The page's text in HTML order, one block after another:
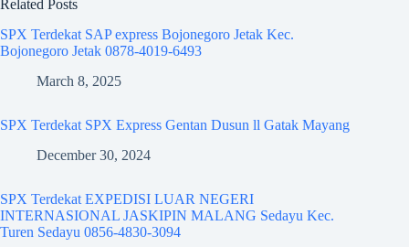
Related Posts
SPX Terdekat SAP express Bojonegoro Jetak Kec.
Bojonegoro Jetak 0878-4019-6493
March 8, 2025
SPX Terdekat SPX Express Gentan Dusun ll Gatak Mayang
December 30, 2024
SPX Terdekat EXPEDISI LUAR NEGERI
INTERNASIONAL JASKIPIN MALANG Sedayu Kec.
Turen Sedayu 0856-4830-3094